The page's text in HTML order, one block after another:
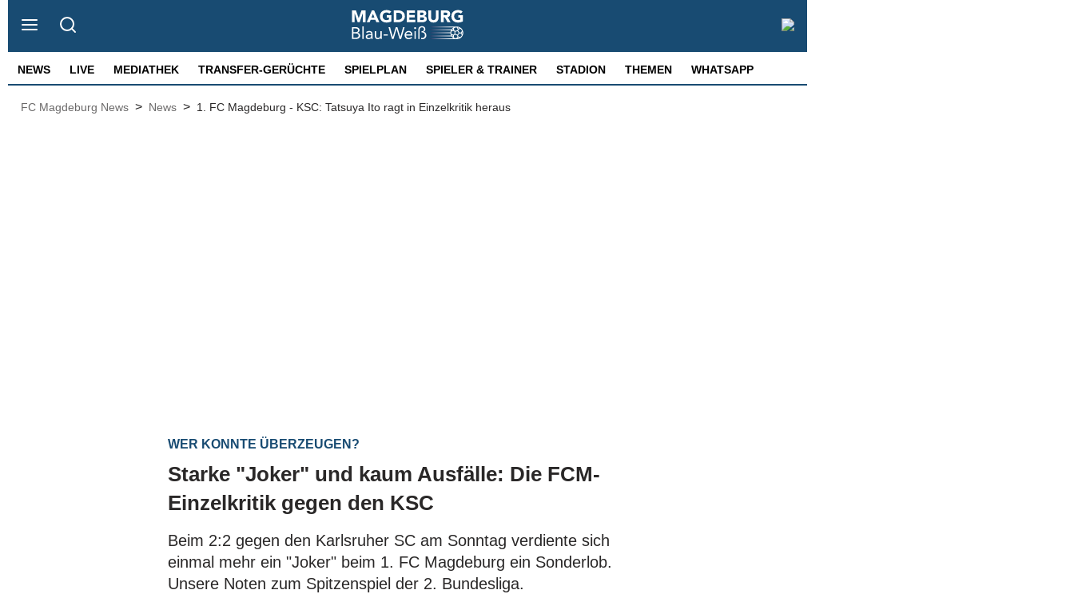
NEWS LIVE MEDIATHEK TRANSFER-GERÜCHTE SPIELPLAN SPIELER & TRAINER STADION THEMEN WHATSAPP
FC Magdeburg News > News > 1. FC Magdeburg - KSC: Tatsuya Ito ragt in Einzelkritik heraus
WER KONNTE ÜBERZEUGEN?
Starke "Joker" und kaum Ausfälle: Die FCM-
Einzelkritik gegen den KSC
Beim 2:2 gegen den Karlsruher SC am Sonntag verdiente sich
einmal mehr ein "Joker" beim 1. FC Magdeburg ein Sonderlob.
Unsere Noten zum Spitzenspiel der 2. Bundesliga.